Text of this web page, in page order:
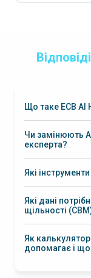
Відповіді
Що таке ECB AI
Чи замінюють
експерта?
Які
об’єму/щільності
Які дані
щільності
орієнтири для
Як
допомагає і що